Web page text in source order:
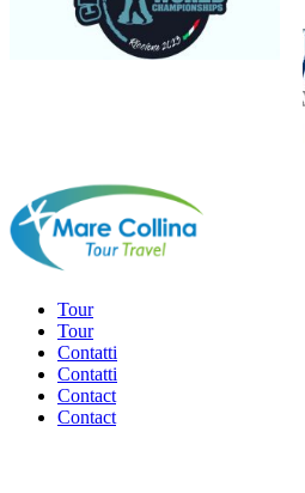
Tour
Tour
Contatti
Contatti
Contact
Contact